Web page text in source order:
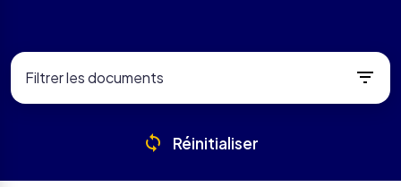
Filtrer les documents
Réinitialiser